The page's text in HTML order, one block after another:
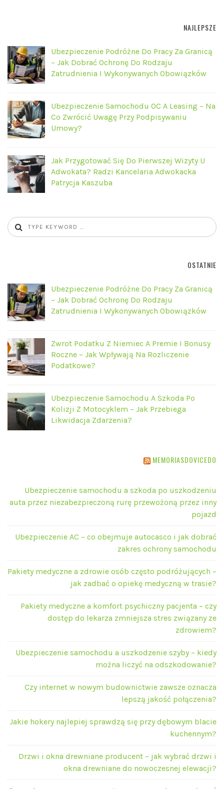
NAJLEPSZE
Ubezpieczenie Podróżne Do Pracy Za Granicą
– Jak Dobrać Ochronę Do Rodzaju
Zatrudnienia I Wykonywanych Obowiązków
Ubezpieczenie Samochodu OC A Leasing – Na
Co Zwrócić Uwagę Przy Podpisywaniu
Umowy?
Jak Przygotować Się Do Pierwszej Wizyty U
Adwokata? Radzi Kancelaria Adwokacka
Patrycja Kaszuba
OSTATNIE
Ubezpieczenie Podróżne Do Pracy Za Granicą
– Jak Dobrać Ochronę Do Rodzaju
Zatrudnienia I Wykonywanych Obowiązków
Zwrot Podatku Z Niemiec A Premie I Bonusy
Roczne – Jak Wpływają Na Rozliczenie
Podatkowe?
Ubezpieczenie Samochodu A Szkoda Po
Kolizji Z Motocyklem – Jak Przebiega
Likwidacja Zdarzenia?
MEMORIASDOVICEDO
Ubezpieczenie samochodu a szkoda po uszkodzeniu
auta przez niezabezpieczoną rurę przewożoną przez inny
pojazd
Ubezpieczenie AC – co obejmuje autocasco i jak dobrać
zakres ochrony samochodu
Pakiety medyczne a zdrowie osób często podróżujących –
jak zadbać o opiekę medyczną w trasie?
Pakiety medyczne a komfort psychiczny pacjenta – czy
dostęp do lekarza zmniejsza stres związany ze
zdrowiem?
Ubezpieczenie samochodu a uszkodzenie szyby – kiedy
można liczyć na odszkodowanie?
Czy internet w nowym budownictwie zawsze oznacza
lepszą jakość połączenia?
Jakie hokery najlepiej sprawdzą się przy dębowym blacie
kuchennym?
Drzwi i okna drewniane producent – jak wybrać drzwi i
okna drewniane do nowoczesnej elewacji?